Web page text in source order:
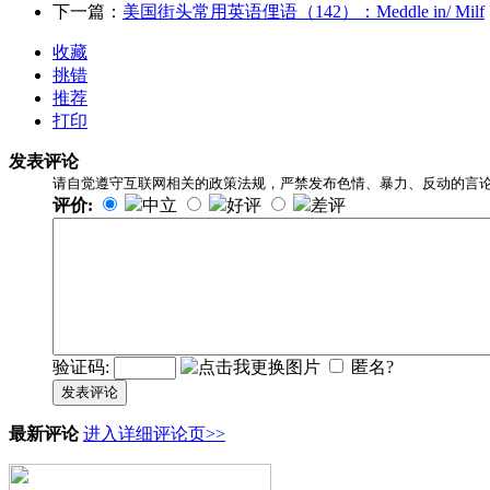
下一篇： 美国街头常用英语俚语（142）：Meddle in/ Milf
收藏
挑错
推荐
打印
发表评论
请自觉遵守互联网相关的政策法规，严禁发布色情、暴力、反动的言
评价: 中立 好评 差评
验证码: 匿名?
发表评论
最新评论 进入详细评论页>>